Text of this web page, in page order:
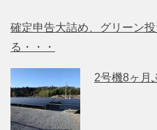
確定申告大詰め、グリーン
る・・・
2号機8ヶ月